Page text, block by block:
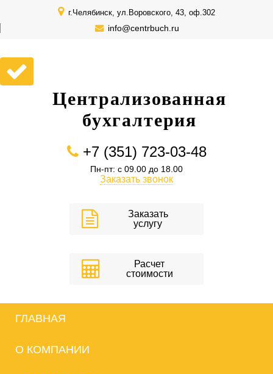
г.Челябинск, ул.Воровского, 43, оф.302
info@centrbuch.ru
Централизованная
бухгалтерия
+7 (351) 723-03-48
Пн-пт: с 09.00 до 18.00
Заказать звонок
Заказать
услугу
Расчет
стоимости
ГЛАВНАЯ
О КОМПАНИИ